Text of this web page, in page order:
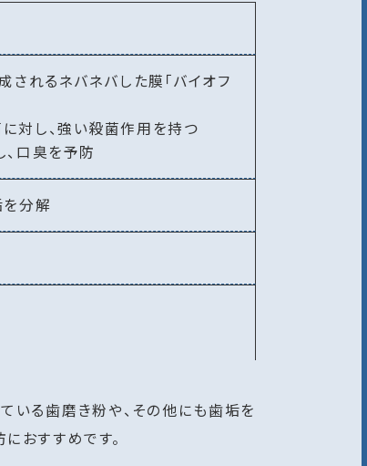
れるネバネバした膜「バイオフ
対し、強い殺菌作用を持つ
口臭を予防
分解
る歯磨き粉や、その他にも歯垢を
おすすめです。